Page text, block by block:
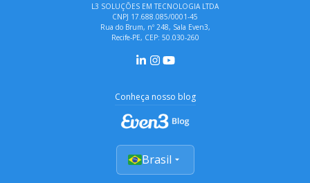
L3 SOLUÇÕES EM TECNOLOGIA LTDA
CNPJ 17.688.085/0001-45
Rua do Brum, nº 248, Sala Even3,
Recife-PE, CEP: 50.030-260
Conheça nosso blog
Brasil